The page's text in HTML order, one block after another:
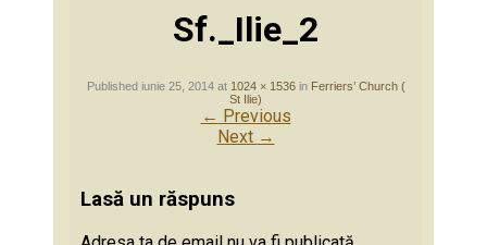
Sf._Ilie_2
Published iunie 25, 2014at 1024 × 1536in Ferriers’ Church (
St Ilie)
← Previous
Next →
Lasă un răspuns